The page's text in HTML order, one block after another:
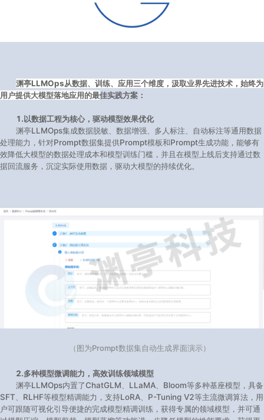
渊亭LLMOps从数据、训练、应用三个维度，汲取业界先进技术，始终为
用户提供大模型落地应用的最佳实践方案：
1.以数据工程为核心，驱动模型效果优化
渊亭LLMOps集成数据脱敏、数据增强、多人标注、自动标注等通用数据
处理能力，针对Prompt数据集提供Prompt模板和Prompt生成功能，能够有
效降低大模型的数据处理成本和模型训练门槛，并且在模型上线后支持通过数
据回流服务，沉淀实际使用数据，驱动大模型的持续优化。
（图为Prompt数据集自动生成界面演示）
2.多种模型微调能力，高效训练领域模型
渊亭LLMOps内置了ChatGLM、LLaMA、Bloom等多种基座模型，具备
SFT、RLHF等模型精调能力，支持LoRA、P-Tuning V2等主流微调算法，用
户可跟随可视化引导便捷的完成模型精调训练，获得专属的领域模型，并可通